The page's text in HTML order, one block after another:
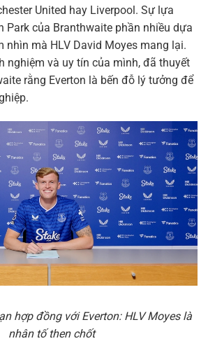
United hay Liverpool. Sự lựa
Park của Branthwaite phần nhiều dựa
nhìn mà HLV David Moyes mang lại.
nghiệm và uy tín của mình, đã thuyết
rằng Everton là bến đỗ lý tưởng để
hợp đồng với Everton: HLV Moyes là
nhân tố then chốt